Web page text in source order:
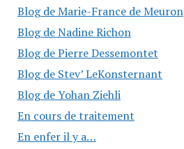
Blog de Marie-France de Meuron
Blog de Nadine Richon
Blog de Pierre Dessemontet
Blog de Stev’ LeKonsternant
Blog de Yohan Ziehli
En cours de traitement
En enfer il y a…